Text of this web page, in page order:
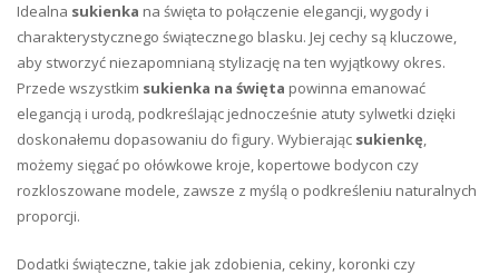
Idealna sukienka na święta to połączenie elegancji, wygody i
charakterystycznego świątecznego blasku. Jej cechy są kluczowe,
aby stworzyć niezapomnianą stylizację na ten wyjątkowy okres.
Przede wszystkim sukienka na święta powinna emanować
elegancją i urodą, podkreślając jednocześnie atuty sylwetki dzięki
doskonałemu dopasowaniu do figury. Wybierając sukienkę,
możemy sięgać po ołówkowe kroje, kopertowe bodycon czy
rozkloszowane modele, zawsze z myślą o podkreśleniu naturalnych
proporcji.
Dodatki świąteczne, takie jak zdobienia, cekiny, koronki czy